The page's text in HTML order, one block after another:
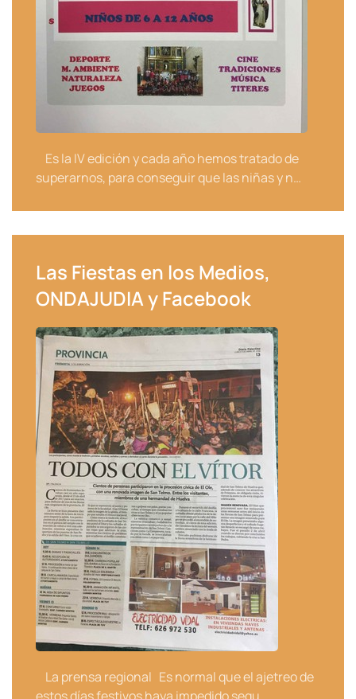
Es la IV edición y cada año hemos tratado de
superarnos, para conseguir que las niñas y n…
Las Fiestas en los Medios,
ONDAJUDIA y Facebook
La prensa regional Es normal que el ajetreo de